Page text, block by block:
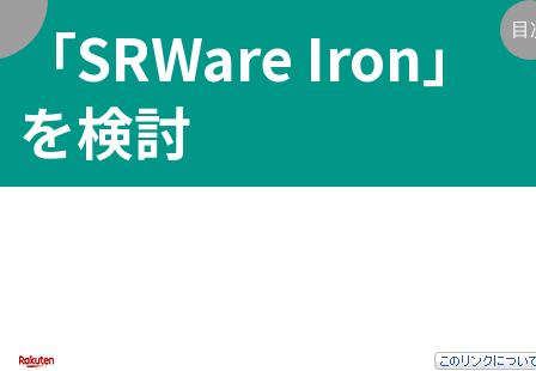
「SRWare Iron」
を検討
目